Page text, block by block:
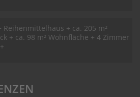
Reihenmittelhaus + ca. 205 m²
+ ca. 98 m² Wohnfläche + 4 Zimmer